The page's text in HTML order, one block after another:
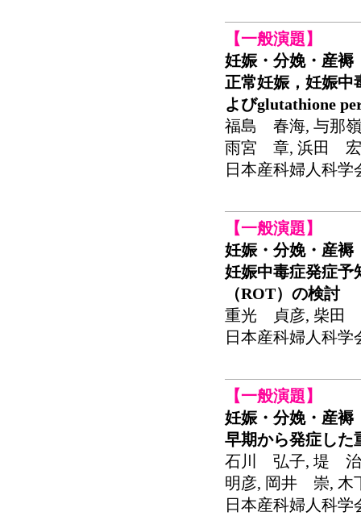
【一般演題】
妊娠・分娩・産褥
正常妊娠，妊娠中
よびglutathione
福島 春海, 与那
雨宮 章, 浜田 宏
日本産科婦人科学
【一般演題】
妊娠・分娩・産褥
妊娠中毒症発症予
（ROT）の検討
重光 貞彦, 柴田
日本産科婦人科学
【一般演題】
妊娠・分娩・産褥
早期から発症した
石川 弘子, 堤
明彦, 岡井 崇,
日本産科婦人科学